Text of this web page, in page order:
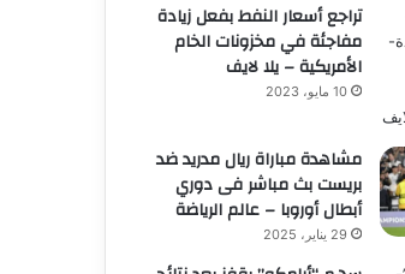
تراجع أسعار النفط بفعل زيادة
مفاجئة في مخزونات الخام
الأمريكية – يلا لايف
10 مايو، 2023
مشاهدة مباراة ريال مدريد ضد
بريست بث مباشر فى دوري
أبطال أوروبا – عالم الرياضة
29 يناير، 2025